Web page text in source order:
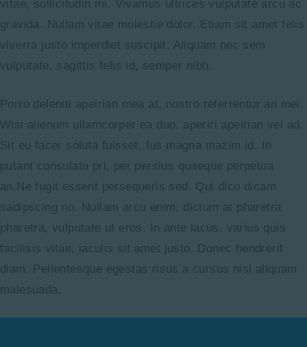
vitae, sollicitudin mi. Vivamus ultrices vulputate arcu ac
gravida. Nullam vitae molestie dolor. Etiam sit amet felis
viverra justo imperdiet suscipit. Aliquam nec sem
vulputate, sagittis felis id, semper nibh.
Porro deleniti apeirian mea at, nostro referrentur an mei.
Wisi alienum ullamcorper ea duo, aperiri apeirian vel ad.
Sit eu facer soluta fuisset. Ius magna mazim id. In
putant consulatu pri, per persius quaeque perpetua
an.Ne fugit essent persequeris sed. Qui dico dicam
sadipscing no. Nullam arcu enim, dictum at pharetra
pharetra, vulputate ut eros. In ante lacus, varius quis
facilisis vitae, iaculis sit amet justo. Donec hendrerit
diam. Pellentesque egestas risus a cursus nisl aliquam
malesuada.